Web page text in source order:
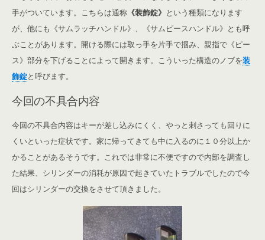
手がついています。こちらは通称 《装飾錠》 という種類になります
が、他にも《サムラッチハンドル》、《サムピースハンドル》とも呼
ぶことがあります。開ける際には取っ手を片手で掴み、親指で《ピー
ス》部分を下げることによって開きます。こういった構造のノブを装
飾錠と呼びます。
今回の不具合内容
今回の不具合内容はキーが差し込みにくく、やっと刺さっても回りに
くいといった症状です。家に帰ってきても中に入るのに１０分以上か
かることがあるそうです。これでは非常に不便ですので内部を調査し
た結果、シリンダーの消耗が原因で起きていたトラブルでしたので今
回はシリンダーの交換をさせて頂きました。